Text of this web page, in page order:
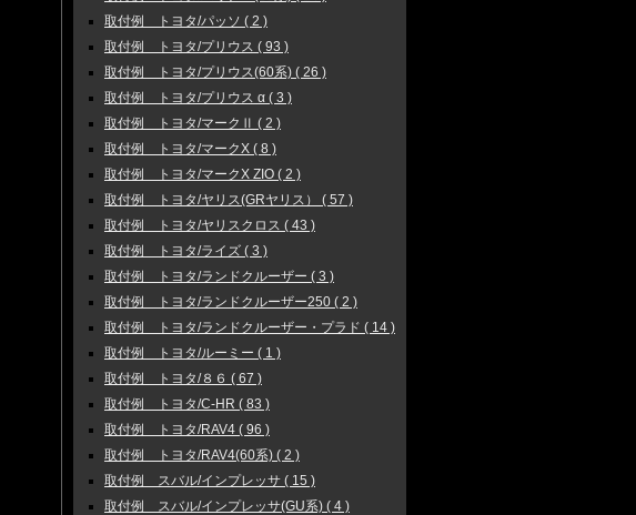
取付例 トヨタ/パッソ ( 2 )
取付例 トヨタ/プリウス ( 93 )
取付例 トヨタ/プリウス(60系) ( 26 )
取付例 トヨタ/プリウス α ( 3 )
取付例 トヨタ/マークⅡ ( 2 )
取付例 トヨタ/マークX ( 8 )
取付例 トヨタ/マークX ZIO ( 2 )
取付例 トヨタ/ヤリス(GRヤリス） ( 57 )
取付例 トヨタ/ヤリスクロス ( 43 )
取付例 トヨタ/ライズ ( 3 )
取付例 トヨタ/ランドクルーザー ( 3 )
取付例 トヨタ/ランドクルーザー250 ( 2 )
取付例 トヨタ/ランドクルーザー・プラド ( 14 )
取付例 トヨタ/ルーミー ( 1 )
取付例 トヨタ/８６ ( 67 )
取付例 トヨタ/C-HR ( 83 )
取付例 トヨタ/RAV4 ( 96 )
取付例 トヨタ/RAV4(60系) ( 2 )
取付例 スバル/インプレッサ ( 15 )
取付例 スバル/インプレッサ(GU系) ( 4 )